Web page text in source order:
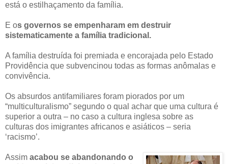
está o estilhaçamento da família.
E os governos se empenharam em destruir
sistematicamente a família tradicional.
A família destruída foi premiada e encorajada pelo Estado
Providência que subvencinou todas as formas anômalas e
convivência.
Os absurdos antifamiliares foram piorados por um
“multiculturalismo” segundo o qual achar que uma cultura é
superior a outra – no caso a cultura inglesa sobre as
culturas dos imigrantes africanos e asiáticos – seria
‘racismo’.
Assim acabou se abandonando o